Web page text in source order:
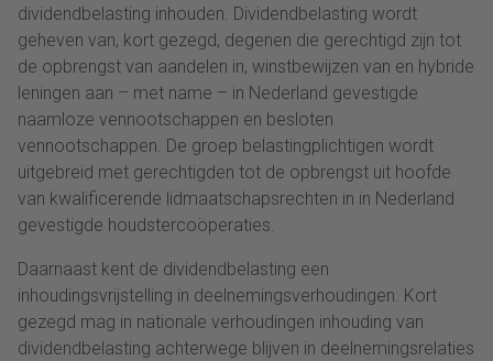
dividendbelasting inhouden. Dividendbelasting wordt
geheven van, kort gezegd, degenen die gerechtigd zijn tot
de opbrengst van aandelen in, winstbewijzen van en hybride
leningen aan – met name – in Nederland gevestigde
naamloze vennootschappen en besloten
vennootschappen. De groep belastingplichtigen wordt
uitgebreid met gerechtigden tot de opbrengst uit hoofde
van kwalificerende lidmaatschapsrechten in in Nederland
gevestigde houdstercoöperaties.
Daarnaast kent de dividendbelasting een
inhoudingsvrijstelling in deelnemingsverhoudingen. Kort
gezegd mag in nationale verhoudingen inhouding van
dividendbelasting achterwege blijven in deelnemingsrelaties